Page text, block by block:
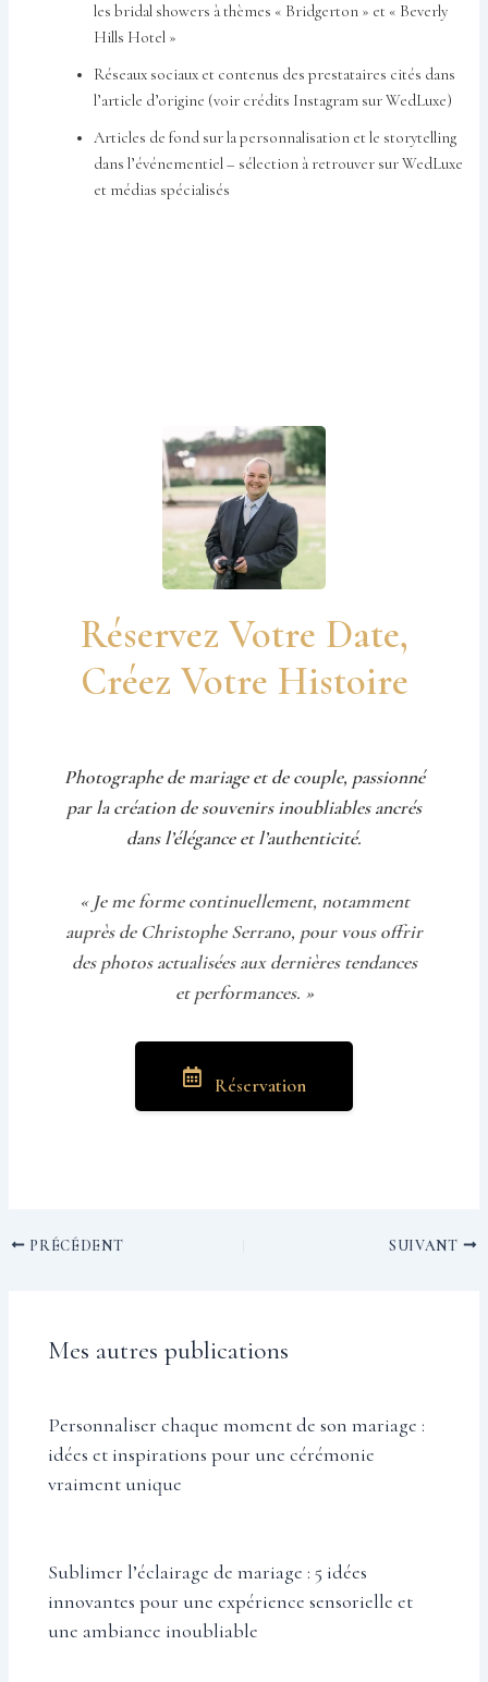
les bridal showers à thèmes « Bridgerton » et « Beverly
Hills Hotel »
Réseaux sociaux et contenus des prestataires cités dans
l’article d’origine (voir crédits Instagram sur WedLuxe)
Articles de fond sur la personnalisation et le storytelling
dans l’événementiel – sélection à retrouver sur WedLuxe
et médias spécialisés
Réservez Votre Date,
Créez Votre Histoire
Photographe de mariage et de couple, passionné
par la création de souvenirs inoubliables ancrés
dans l’élégance et l’authenticité.
« Je me forme continuellement, notamment
auprès de Christophe Serrano, pour vous offrir
des photos actualisées aux dernières tendances
et performances. »
Réservation
PRÉCÉDENT SUIVANT
Mes autres publications
Personnaliser chaque moment de son mariage :
idées et inspirations pour une cérémonie
vraiment unique
Sublimer l’éclairage de mariage : 5 idées
innovantes pour une expérience sensorielle et
une ambiance inoubliable